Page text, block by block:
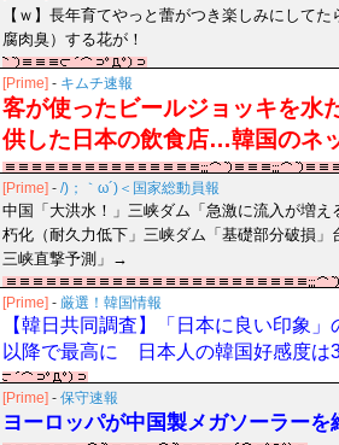
【ｗ】長年育てやっと蕾がつき楽しみにしてた
腐肉臭）する花が！
[Prime] - キムチ速報
客が使ったビールジョッキを水
供した日本の飲食店…韓国のネ
[Prime] - /)；｀ω´)＜国家総動員報
中国「大洪水！」三峡ダム「急激に流入が増
朽化（耐久力低下」三峡ダム「基礎部分破損」
三峡直撃予測」→
[Prime] - 厳選！韓国情報
【韓日共同調査】「日本に良い印象
以降で最高に 日本人の韓国好感度は
[Prime] - 保守速報
ヨーロッパが中国製メガソーラーを